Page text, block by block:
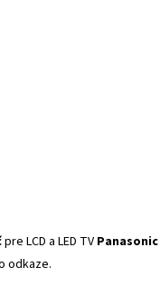
pre LCD a LED TV Panasonic
odkaze.